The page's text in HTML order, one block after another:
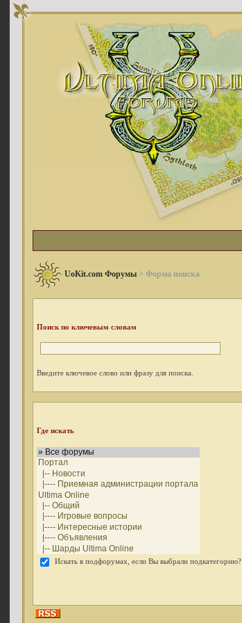
UoKit.com Форумы> Форма поиска
Поиск по ключевым словам
Введите ключевое слово или фразу для поиска.
Где искать
Искать в подфорумах, если Вы выбрали подкатегорию?